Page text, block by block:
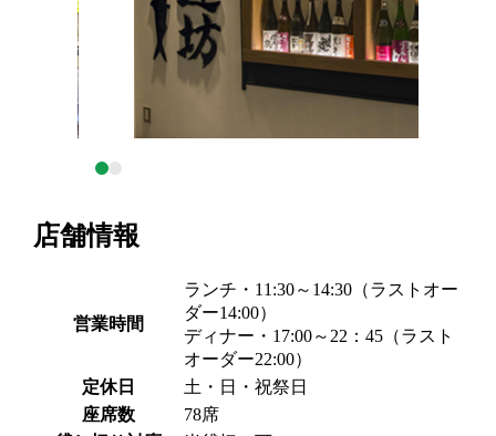
店舗情報
営業時間
ランチ・11:30～14:30（ラストオー
ダー14:00）
ディナー・17:00～22：45（ラスト
オーダー22:00）
定休日
土・日・祝祭日
座席数
78席